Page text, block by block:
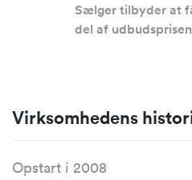
Sælger tilbyder at
del af udbudsprisen
Virksomhedens
Opstart i 2008